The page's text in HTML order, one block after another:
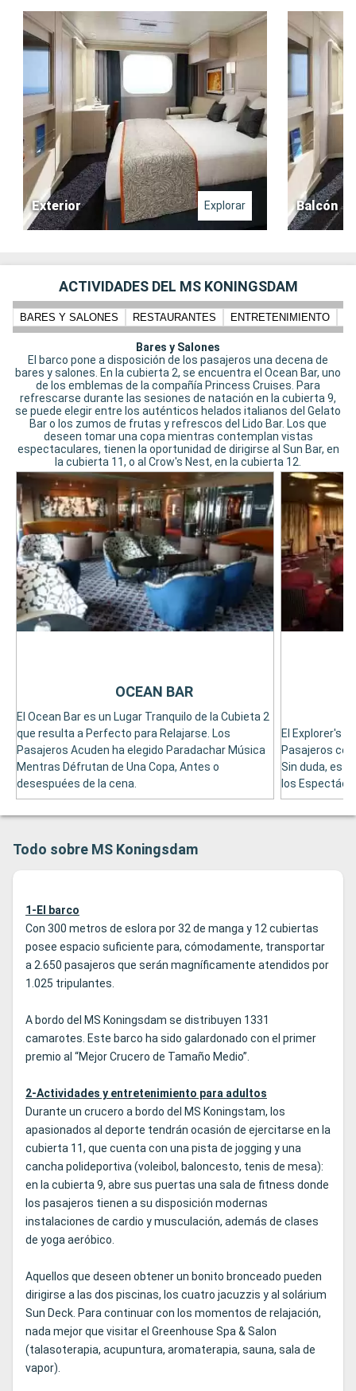
Exterior Explorar Balcón
ACTIVIDADES DEL MS KONINGSDAM
BARES Y SALONES RESTAURANTES ENTRETENIMIENTO
Bares y Salones
El barco pone a disposición de los pasajeros una decena de
bares y salones. En la cubierta 2, se encuentra el Ocean Bar, uno
de los emblemas de la compañía Princess Cruises. Para
refrescarse durante las sesiones de natación en la cubierta 9,
se puede elegir entre los auténticos helados italianos del Gelato
Bar o los zumos de frutas y refrescos del Lido Bar. Los que
deseen tomar una copa mientras contemplan vistas
espectaculares, tienen la oportunidad de dirigirse al Sun Bar, en
la cubierta 11, o al Crow's Nest, en la cubierta 12.
El Ocean Bar es un Lugar Tranquilo de la Cubieta 2
que resulta a Perfecto para Relajarse. Los
Pasajeros Acuden ha elegido Paradachar Música
Mentras Défrutan de Una Copa, Antes o
desespuées de la cena.
OCEAN BAR
El Explorer's
Pasajeros
Sin duda, es
los
Todo sobre MS Koningsdam
1-El barco
Con 300 metros de eslora por 32 de manga y 12 cubiertas
posee espacio suficiente para, cómodamente, transportar
a 2.650 pasajeros que serán magníficamente atendidos por
1.025 tripulantes.
A bordo del MS Koningsdam se distribuyen 1331
camarotes. Este barco ha sido galardonado con el primer
premio al “Mejor Crucero de Tamaño Medio”.
2-Actividades y entretenimiento para adultos
Durante un crucero a bordo del MS Koningstam, los
apasionados al deporte tendrán ocasión de ejercitarse en la
cubierta 11, que cuenta con una pista de jogging y una
cancha polideportiva (voleibol, baloncesto, tenis de mesa):
en la cubierta 9, abre sus puertas una sala de fitness donde
los pasajeros tienen a su disposición modernas
instalaciones de cardio y musculación, además de clases
de yoga aeróbico.
Aquellos que deseen obtener un bonito bronceado pueden
dirigirse a las dos piscinas, los cuatro jacuzzis y al solárium
Sun Deck. Para continuar con los momentos de relajación,
nada mejor que visitar el Greenhouse Spa & Salon
(talasoterapia, acupuntura, aromaterapia, sauna, sala de
vapor).